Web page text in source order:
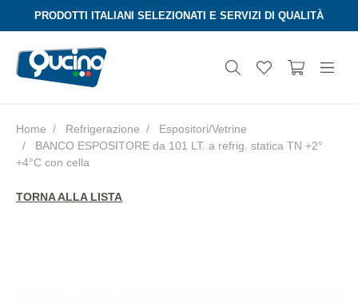
Aura
PRODOTTI ITALIANI SELEZIONATI E SERVIZI DI QUALITÀ
Home Refrigerazione
Espositori/Vetrine
BANCO ESPOSITORE da 101 LT. a refrig. statica TN +2°
+4°C con cella
TORNA ALLA LISTA